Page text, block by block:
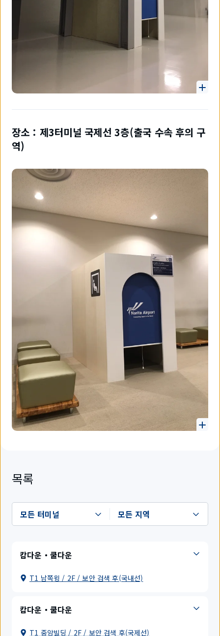
장소：제3터미널 국제선 3층(출국 수속 후의 구
역)
목록
캄다운・쿨다운
T1 남쪽윙 / 2F / 보안 검색 후(국내선)
캄다운・쿨다운
T1 중앙빌딩 / 2F / 보안 검색 후(국제선)